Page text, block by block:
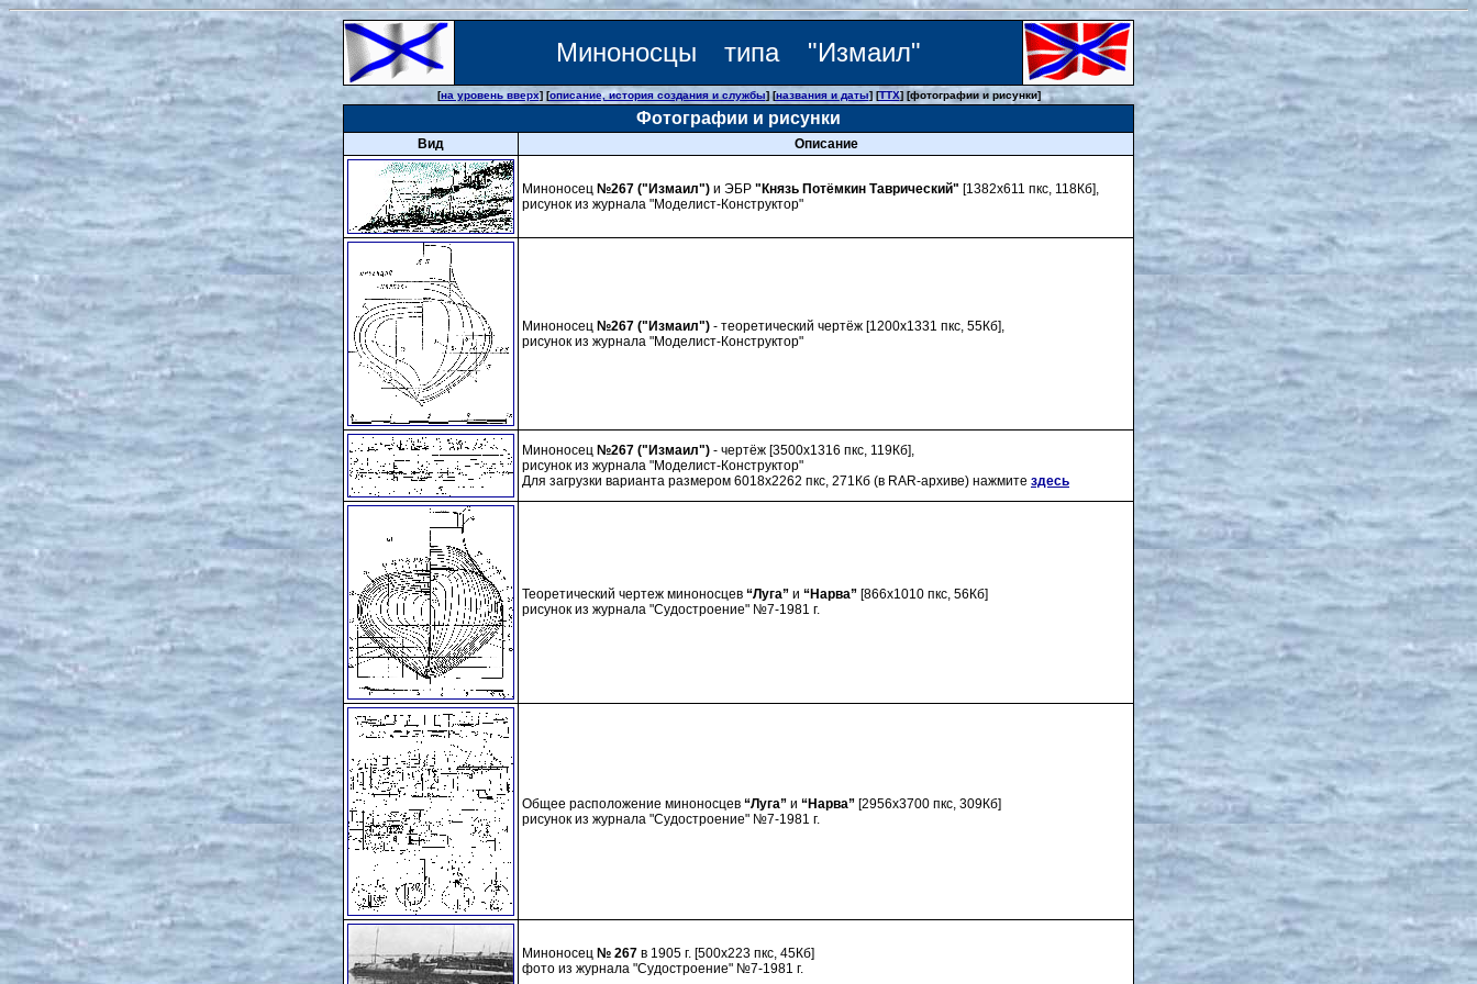
Миноносцы типа "Измаил"
[на уровень вверх] [описание, история создания и службы] [названия и даты] [ТТХ] [фотографии и рисунки]
Фотографии и рисунки
Вид Описание
Миноносец №267 ("Измаил") и ЭБР "Князь Потёмкин Таврический" [1382х611 пкс, 118Кб],
рисунок из журнала "Моделист-Конструктор"
Миноносец №267 ("Измаил") - теоретический чертёж [1200х1331 пкс, 55Кб],
рисунок из журнала "Моделист-Конструктор"
Миноносец №267 ("Измаил") - чертёж [3500х1316 пкс, 119Кб],
рисунок из журнала "Моделист-Конструктор"
Для загрузки варианта размером 6018х2262 пкс, 271Кб (в RAR-архиве) нажмите здесь
Теоретический чертеж миноносцев “Луга” и “Нарва” [866х1010 пкс, 56Кб]
рисунок из журнала "Судостроение" №7-1981 г.
Общее расположение миноносцев “Луга” и “Нарва” [2956х3700 пкс, 309Кб]
рисунок из журнала "Судостроение" №7-1981 г.
Миноносец № 267 в 1905 г. [500х223 пкс, 45Кб]
фото из журнала "Судостроение" №7-1981 г.